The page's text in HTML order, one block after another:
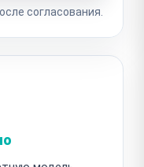
согласования.